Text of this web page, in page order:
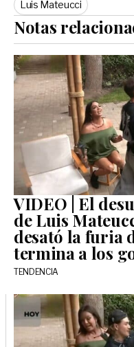
Luis Mateucci
Notas
VIDEO | El
de Luis
desató la furia
termina a los
TENDENCIA